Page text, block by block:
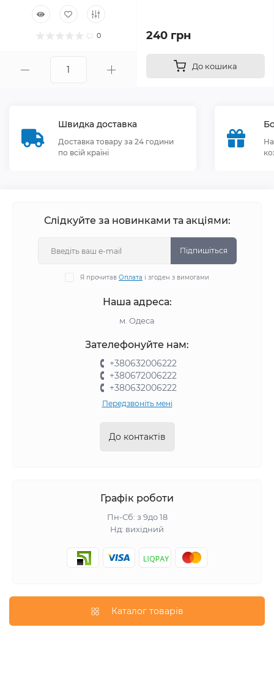
0 240 грн
До кошика
Швидка доставка
Доставка товару за 24 години
по всій країні
Слідкуйте за новинками та акціями:
Підпишіться
Я прочитав Оплата і згоден з вимогами
Наша адреса:
м. Одеса
Зателефонуйте нам:
+380632006222
+380672006222
+380632006222
Передзвоніть мені
До контактів
Графік роботи
Пн-Сб: з 9до 18
Нд: вихідний
Каталог товарів